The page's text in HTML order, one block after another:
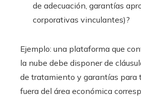
de adecuación, garantías
corporativas vinculantes)?
Ejemplo: una plataforma que
la nube debe disponer de
de tratamiento y garantías para
fuera del área económica